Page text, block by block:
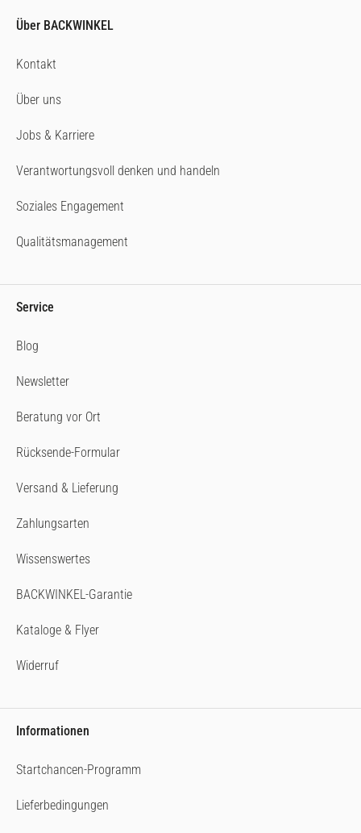
Über BACKWINKEL
Kontakt
Über uns
Jobs & Karriere
Verantwortungsvoll denken und handeln
Soziales Engagement
Qualitätsmanagement
Service
Blog
Newsletter
Beratung vor Ort
Rücksende-Formular
Versand & Lieferung
Zahlungsarten
Wissenswertes
BACKWINKEL-Garantie
Kataloge & Flyer
Widerruf
Informationen
Startchancen-Programm
Lieferbedingungen